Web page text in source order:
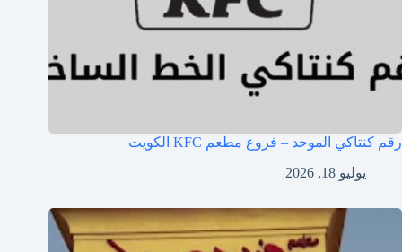
رقم كنتاكي الموحد – فروع مطعم KFC الكويت
يوليو 18, 2026